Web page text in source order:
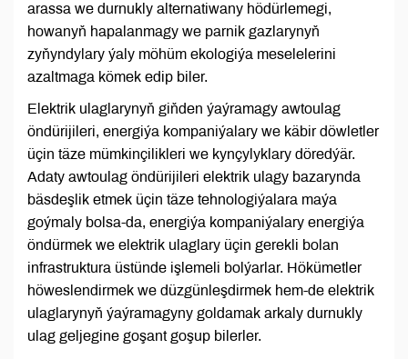
arassa we durnukly alternatiwany hödürlemegi,
howanyň hapalanmagy we parnik gazlarynyň
zyňyndylary ýaly möhüm ekologiýa meselelerini
azaltmaga kömek edip biler.
Elektrik ulaglarynyň giňden ýaýramagy awtoulag
öndürijileri, energiýa kompaniýalary we käbir döwletler
üçin täze mümkinçilikleri we kynçylyklary döredýär.
Adaty awtoulag öndürijileri elektrik ulagy bazarynda
bäsdeşlik etmek üçin täze tehnologiýalara maýa
goýmaly bolsa-da, energiýa kompaniýalary energiýa
öndürmek we elektrik ulaglary üçin gerekli bolan
infrastruktura üstünde işlemeli bolýarlar. Hökümetler
höweslendirmek we düzgünleşdirmek hem-de elektrik
ulaglarynyň ýaýramagyny goldamak arkaly durnukly
ulag geljegine goşant goşup bilerler.